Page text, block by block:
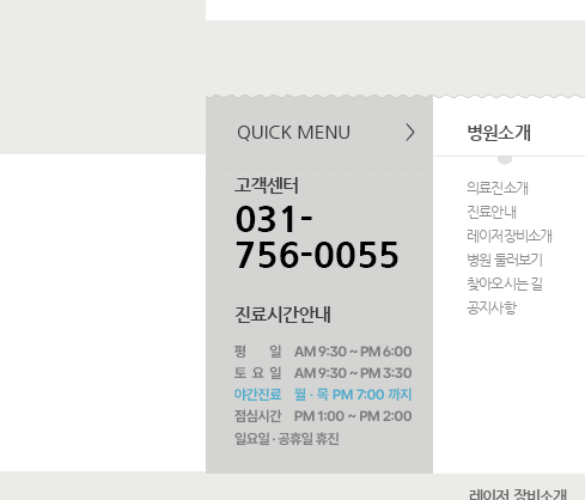
병원소개
의료진소개
진료안내
레이저장비소개
병원 둘러보기
찾아오시는 길
공지사항
레이저 장비소개